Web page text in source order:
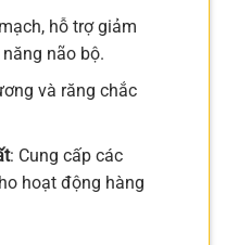
hỗ trợ giảm
não bộ.
và răng chắc
: Cung cấp các
hoạt động hàng